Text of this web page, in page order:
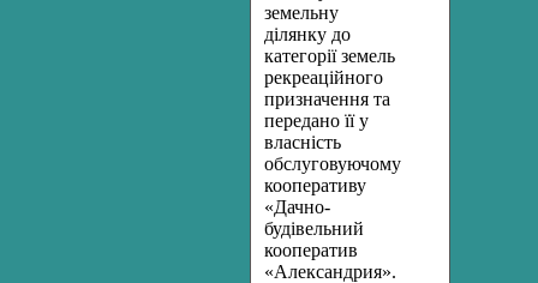
земельну
ділянку до
категорії земель
рекреаційного
призначення та
передано її у
власність
обслуговуючому
кооперативу
«Дачно-
будівельний
кооператив
«Александрия».